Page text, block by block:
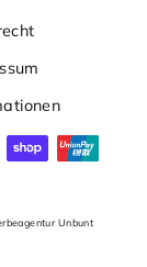
Unbunt